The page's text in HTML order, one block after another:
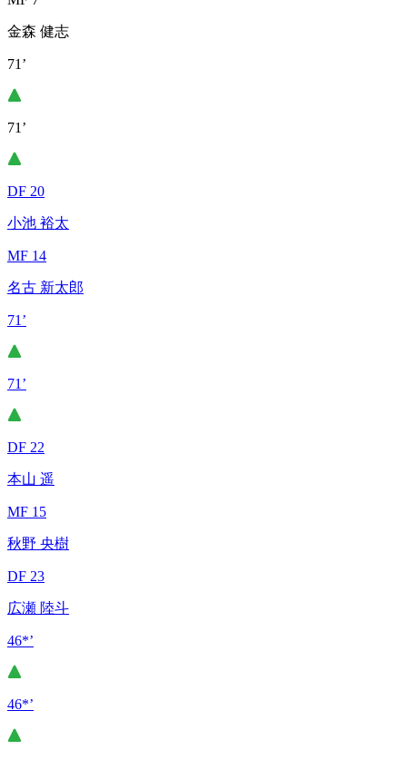
金森 健志
71’
71’
DF 20
小池 裕太
MF 14
名古 新太郎
71’
71’
DF 22
本山 遥
MF 15
秋野 央樹
DF 23
広瀬 陸斗
46*’
46*’